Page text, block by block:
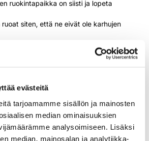
evästeitä
tarjoamamme sisällön ja mainosten
median ominaisuuksien
analysoimiseen. Lisäksi
median, mainosalan ja analytiikka-
ruokintapaikka on siisti ja lopeta
ruoat siten, että ne eivät ole karhujen
ruokajätteiden laittamista roska-
ihmisten läsnäoloon lähestymällä
niitä esimerkiksi valokuvausta varten